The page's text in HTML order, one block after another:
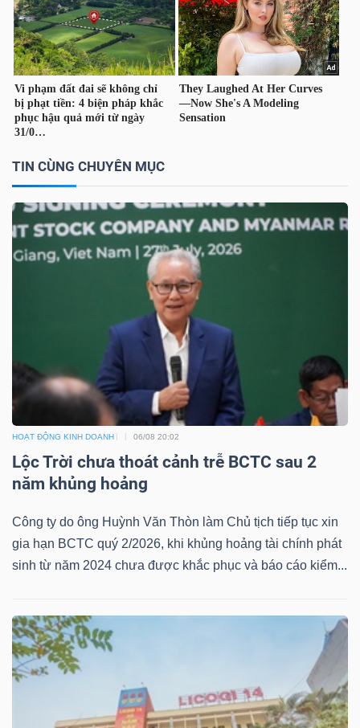
TIN CÙNG CHUYÊN MỤC
HOẠT ĐỘNG KINH DOANH 06/08 20:02
Lộc Trời chưa thoát cảnh trễ BCTC sau 2
năm khủng hoảng
Công ty do ông Huỳnh Văn Thòn làm Chủ tịch tiếp tục xin
gia hạn BCTC quý 2/2026, khi khủng hoảng tài chính phát
sinh từ năm 2024 chưa được khắc phục và báo cáo kiểm...
TÀI
CHÍNH
CÁ
NHÂN
TÍCH
VIETSTOCKFINANCE
DOANH
NGHIỆP